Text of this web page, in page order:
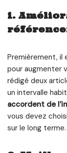
1.
Premièrement, il
pour augmenter
rédigé deux
un intervalle
accordent de
vous devez
sur le long terme.